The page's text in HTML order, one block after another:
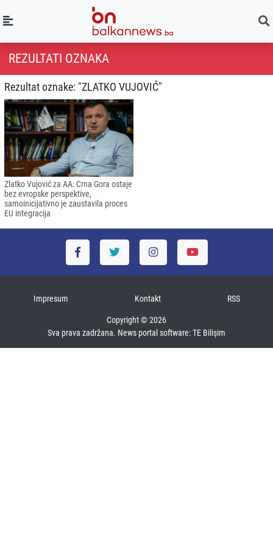
REZULTATI OZNAKA
Rezultat oznake: "ZLATKO VUJOVIĆ"
Zlatko Vujović za AA: Crna Gora ostaje
bez evropske perspektive,
samoinicijativno je zaustavila proces
EU integracija
Impresum Kontakt RSS
Copyright © 2026
Sva prava zadržana. News portal software:TE Bilişim